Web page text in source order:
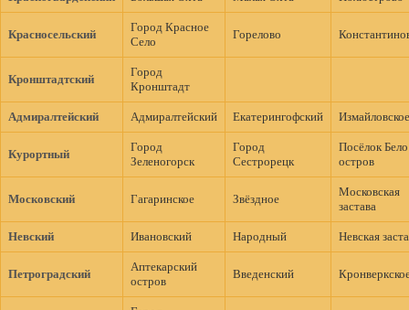
Красносельский
Город Красное
Село
Горелово
Кронштадтcкий
Город
Кронштадт
Адмиралтейский Адмиралтейский Екатерингофский Измайловское
Курортный
Город
Зеленогорск
Город
Сестрорецк
Посёлок Бело
остров
Московский Гагаринское Звёздное
Московская
застава
Невский Ивановский Народный Невская
Петроградский
Аптекарский
остров
Введенский